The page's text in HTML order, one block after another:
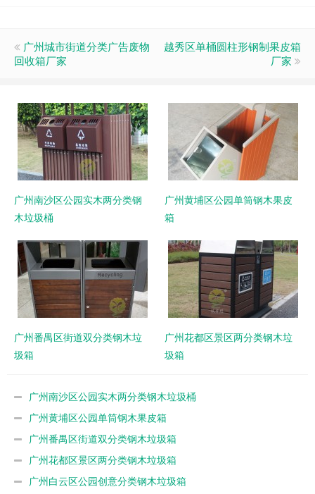
广州城市街道分类广告废物
回收箱厂家
越秀区单桶圆柱形钢制果皮箱
厂家
广州南沙区公园实木两分类钢
木垃圾桶
广州黄埔区公园单筒钢木果皮
箱
广州番禺区街道双分类钢木垃
圾箱
广州花都区景区两分类钢木垃
圾箱
广州南沙区公园实木两分类钢木垃圾桶
广州黄埔区公园单筒钢木果皮箱
广州番禺区街道双分类钢木垃圾箱
广州花都区景区两分类钢木垃圾箱
广州白云区公园创意分类钢木垃圾箱